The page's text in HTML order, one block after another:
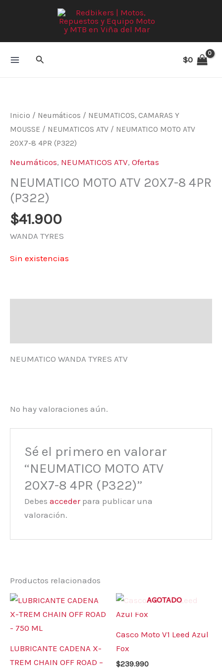
Buscar $0
Inicio / Neumáticos / NEUMATICOS, CAMARAS Y
MOUSSE / NEUMATICOS ATV / NEUMATICO MOTO ATV
20X7-8 4PR (P322)
Neumáticos, NEUMATICOS ATV, Ofertas
NEUMATICO MOTO ATV 20X7-8 4PR
(P322)
$41.900
WANDA TYRES
Sin existencias
NEUMATICO WANDA TYRES ATV
No hay valoraciones aún.
Sé el primero en valorar
“NEUMATICO MOTO ATV
20X7-8 4PR (P322)”
Debesaccederpara publicar una
valoración.
Productos relacionados
LUBRICANTE CADENA X-
TREM CHAIN OFF ROAD –
AGOTADO
Casco Moto V1 Leed Azul
Fox
$239.990